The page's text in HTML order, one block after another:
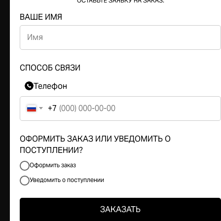
ВАШЕ ИМЯ
СПОСОБ СВЯЗИ
Телефон
+7
ОФОРМИТЬ ЗАКАЗ ИЛИ УВЕДОМИТЬ О
ПОСТУПЛЕНИИ?
Оформить заказ
Уведомить о поступлении
ЗАКАЗАТЬ
ПОЛИТИКА
ПОЛИТИКА
ОФЕРТА
Г. ТЮМЕНЬ, УЛ. ЛЕНИНА 63